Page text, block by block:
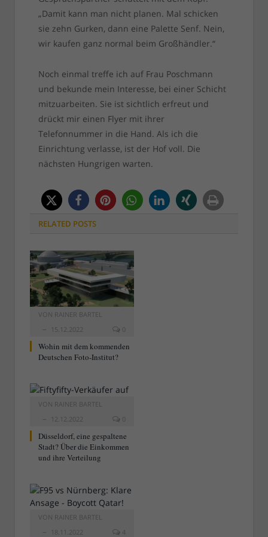
„Damit kann man nicht planen. Mal schicken
sie zehn Gurken, dann eine Palette Senf. Nein,
wir kaufen ganz normal beim Großhändler.“
Noch einmal treffe ich auf Frau Poschmann
und bekunde mein Interesse, bei einer Schicht
mitzuarbeiten. Sie ist sichtlich erfreut und
drückt mir einen Flyer mit ihrer
Telefonnummer in die Hand. Als ich die
Einrichtung verlasse, ist der Hof voll. Die
nächsten Hungrigen warten.
RELATED POSTS
VON RAINER BARTEL
15.12.2022
0
Wohin mit dem kommenden
Deutschen Foto-Institut?
VON RAINER BARTEL
12.12.2022
0
Düsseldorf, eine gespaltene
Stadt? Über die Einkommen
und ihre Verteilung
VON RAINER BARTEL
18.11.2022
4